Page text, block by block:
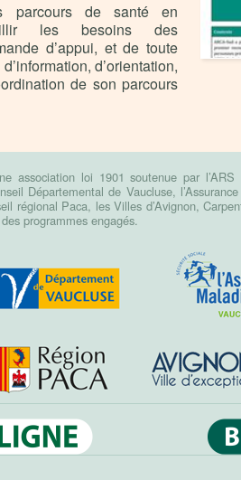
parcours de santé en
les besoins des
d’appui, et de toute
d’orientation,
de son parcours
association loi 1901 soutenue par
Départemental de Vaucluse,
régional Paca, les Villes d’Avignon,
programmes engagés.